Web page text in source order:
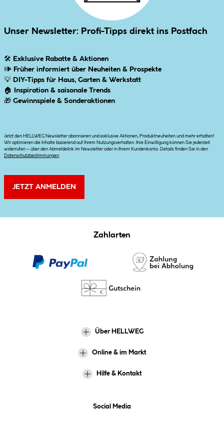
Unser Newsletter: Profi-Tipps direkt ins Postfach
🛠 Exklusive Rabatte & Aktionen
🕪 Früher informiert über Neuheiten & Prospekte
💡 DIY-Tipps für Haus, Garten & Werkstatt
🏠
Inspiration & saisonale Trends
🎁 Gewinnspiele & Sonderaktionen
Jetzt den HELLWEG Newsletter abonnieren und exklusive Aktionen, Produktneuheiten und mehr erhalten!
Wir optimieren die Inhalte basierend auf Ihrem Nutzungsverhalten. Ihre Einwilligung können Sie jederzeit
widerrufen – über den Abmeldelink im Newsletter oder in Ihrem Kundenkonto. Details finden Sie in den
Datenschutzbestimmungen
JETZT ANMELDEN
Zahlarten
Über HELLWEG
Online & im Markt
Hilfe & Kontakt
Social Media